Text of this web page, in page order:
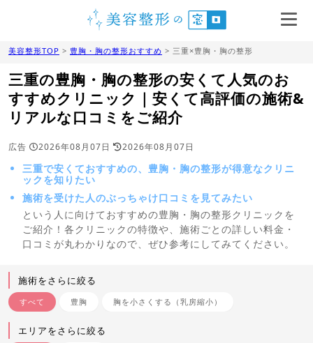
美容整形TOP > 豊胸・胸の整形おすすめ > 三重×豊胸・胸の整形
三重の豊胸・胸の整形の安くて人気のお
すすめクリニック｜安くて高評価の施術&
リアルな口コミをご紹介
広告 2026年08月07日 2026年08月07日
三重で安くておすすめの、豊胸・胸の整形が得意なクリニ
ックを知りたい
施術を受けた人のぶっちゃけ口コミを見てみたい
という人に向けておすすめの豊胸・胸の整形クリニックを
ご紹介！各クリニックの特徴や、施術ごとの詳しい料金・
口コミが丸わかりなので、ぜひ参考にしてみてください。
施術をさらに絞る
すべて 豊胸 胸を小さくする（乳房縮小）
エリアをさらに絞る